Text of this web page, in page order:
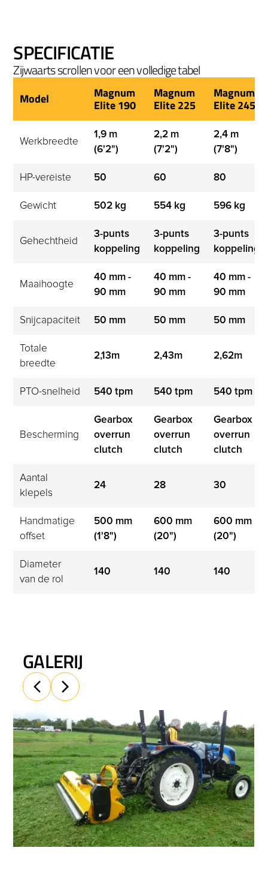
SPECIFICATIE
Zijwaarts scrollen voor een volledige tabel
Model Magnum
Elite 190
Magnum
Elite 225
Magnum
Elite 245
Werkbreedte
1,9 m
(6'2")
2,2 m
(7'2")
2,4 m
(7'8")
HP-vereiste 50 60 80
Gewicht 502 kg 554 kg 596 kg
Gehechtheid
3-punts
koppeling
3-punts
koppeling
3-punts
koppeling
Maaihoogte
40 mm -
90 mm
40 mm -
90 mm
40 mm -
90 mm
Snijcapaciteit 50 mm 50 mm 50 mm
Totale
breedte
2,13m 2,43m 2,62m
PTO-snelheid 540 tpm 540 tpm 540 tpm
Bescherming
Gearbox
overrun
clutch
Gearbox
overrun
clutch
Gearbox
overrun
clutch
Aantal
klepels
24 28 30
Handmatige
offset
500 mm
(1'8")
600 mm
(20")
600 mm
(20")
Diameter
van de rol
140 140 140
GALERIJ